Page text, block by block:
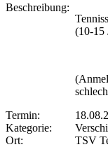
Beschreibung:
(10-15
Termin:
Kategorie:
Ort:
TSV